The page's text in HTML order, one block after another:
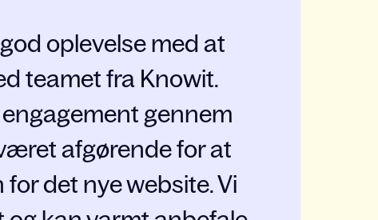
oplevelse med at
teamet fra Knowit.
gennem
afgørende for at
for det nye website. Vi